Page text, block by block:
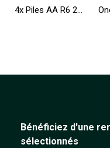
4x Piles AA R6 2600mAh Ni-MH Batteries rechargeables Green Cell
Bénéficiez d'une
sélectionnés